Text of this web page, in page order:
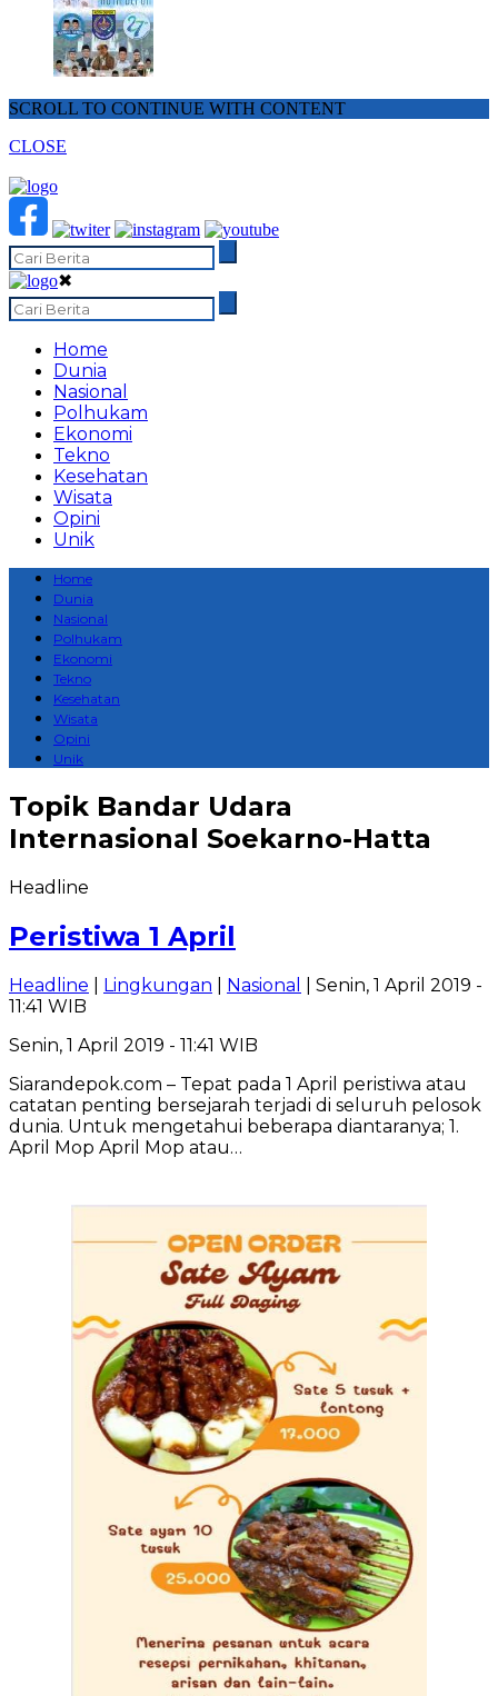
SCROLL TO CONTINUE WITH CONTENT
CLOSE
✖
Home
Dunia
Nasional
Polhukam
Ekonomi
Tekno
Kesehatan
Wisata
Opini
Unik
Home
Dunia
Nasional
Polhukam
Ekonomi
Tekno
Kesehatan
Wisata
Opini
Unik
Topik Bandar Udara
Internasional Soekarno-Hatta
Headline
Peristiwa 1 April
Headline Lingkungan Nasional
| Senin, 1 April 2019 -
11:41 WIB
Senin, 1 April 2019 - 11:41 WIB
Siarandepok.com – Tepat pada 1 April peristiwa atau
catatan penting bersejarah terjadi di seluruh pelosok
dunia. Untuk mengetahui beberapa diantaranya; 1.
April Mop April Mop atau…